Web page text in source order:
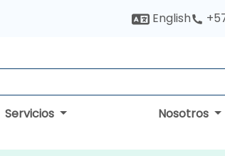
English
Servicios Nosotros